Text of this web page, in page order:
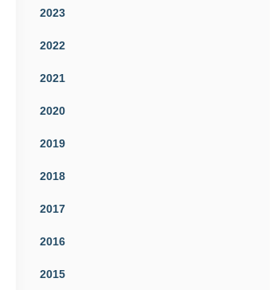
2023
2022
2021
2020
2019
2018
2017
2016
2015